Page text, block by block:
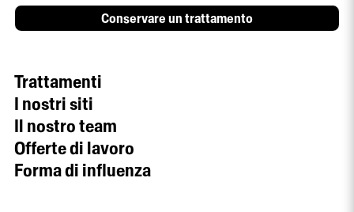
Conservare un trattamento
Trattamenti
I nostri siti
Il nostro team
Offerte di lavoro
Forma di influenza